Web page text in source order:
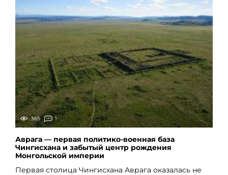
365 1
Аврага — первая политико-военная база
Чингисхана и забытый центр рождения
Монгольской империи
Первая столица Чингисхана Аврага оказалась не